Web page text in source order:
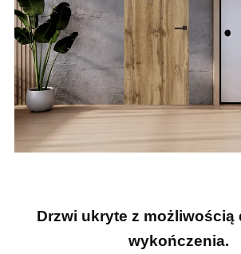
Drzwi ukryte z możliwością
wykończenia.